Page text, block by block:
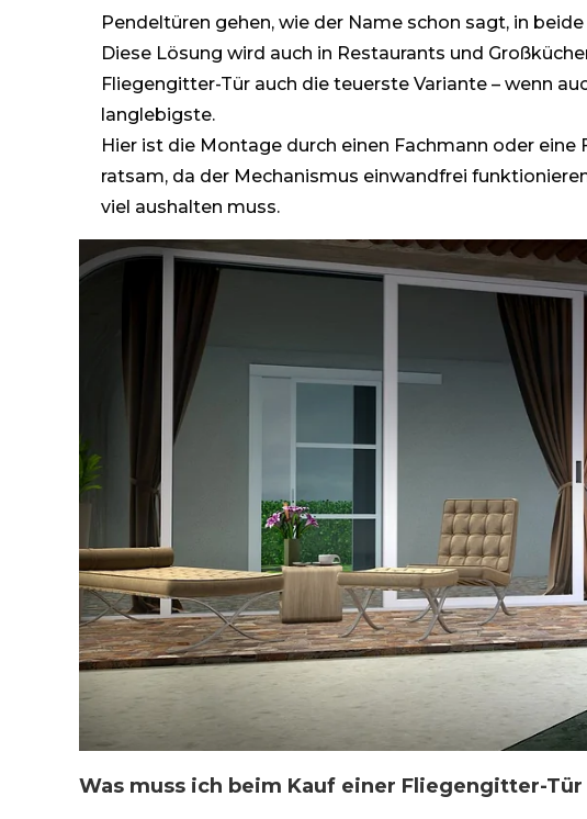
Pendeltüren gehen, wie der Name schon sagt, in
Diese Lösung wird auch in Restaurants und
Fliegengitter-Tür auch die teuerste Variante – wenn
langlebigste.
Hier ist die Montage durch einen Fachmann oder
ratsam, da der Mechanismus einwandfrei
viel aushalten muss.
Was muss ich beim Kauf einer Fliegengitter-Tür